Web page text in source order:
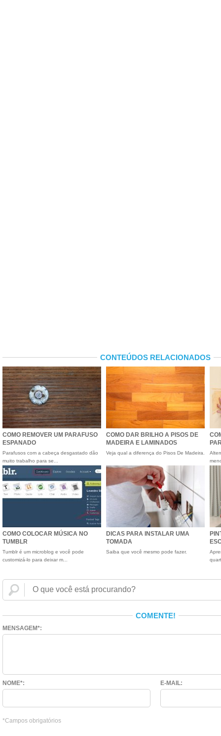
CONTEÚDOS RELACIONADOS
COMO REMOVER UM PARAFUSO
ESPANADO
Parafusos com a cabeça desgastado dão
muito trabalho para se...
COMO DAR BRILHO A PISOS DE
MADEIRA E LAMINADOS
Veja qual a diferença do Pisos De Madeira.
COMO COLOCAR MÚSICA NO
TUMBLR
Tumblr é um microblog e você pode
customizá-lo para deixar m...
DICAS PARA INSTALAR UMA
TOMADA
Saiba que você mesmo pode fazer.
COMENTE!
MENSAGEM*:
NOME*: E-MAIL:
*Campos obrigatórios